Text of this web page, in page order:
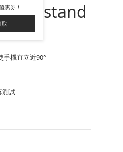
惠券！列 Ostand
殼
手機直立近90°
測試